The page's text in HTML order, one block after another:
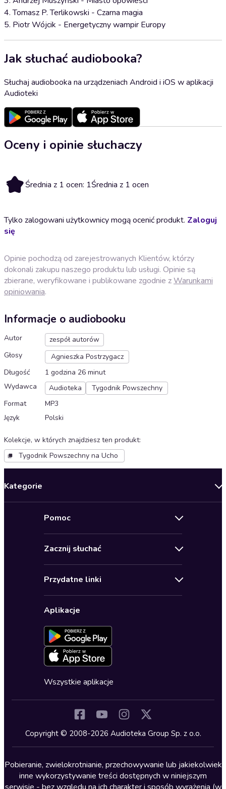
4. Tomasz P. Terlikowski - Czarna magia
5. Piotr Wójcik - Energetyczny wampir Europy
Jak słuchać audiobooka?
Słuchaj audiobooka na urządzeniach Android i iOS w aplikacji
Audioteki
Oceny i opinie słuchaczy
1 Średnia z 1 ocen: 1Średnia z 1 ocen
Tylko zalogowani użytkownicy mogą ocenić produkt. Zaloguj
się
Opinie pochodzą od zarejestrowanych Klientów, którzy
dokonali zakupu naszego produktu lub usługi. Opinie są
zbierane, weryfikowane i publikowane zgodnie zWarunkami
opiniowania.
Informacje o audiobooku
Autor
zespół autorów
Głosy
Agnieszka Postrzygacz
Długość
1 godzina 26 minut
Wydawca
Audioteka
Tygodnik Powszechny
Format
MP3
Język
Polski
Kolekcje, w których znajdziesz ten produkt:
Tygodnik Powszechny na Ucho
Kategorie
Biznes, marketing, ekonomia
Dla młodzieży
Kryminały
Lektury szkolne
Literatura anglojęzyczna
Literatura faktu
Pomoc
Pomoc
Ustawienia prywatności
Formularz zgłaszania nielegalnych treści
Deklaracja dostępności
Zacznij słuchać
Karnety
Oferta dla firm i bibliotek
Przydatne linki
Dołącz do newslettera
Blog
Zapowiedzi
Cykle audiobooków
Aplikacje
Wszystkie aplikacje
Copyright © 2008-2026 Audioteka Group Sp. z o.o.
Pobieranie, zwielokrotnianie, przechowywanie lub jakiekolwiek
inne wykorzystywanie treści dostępnych w niniejszym